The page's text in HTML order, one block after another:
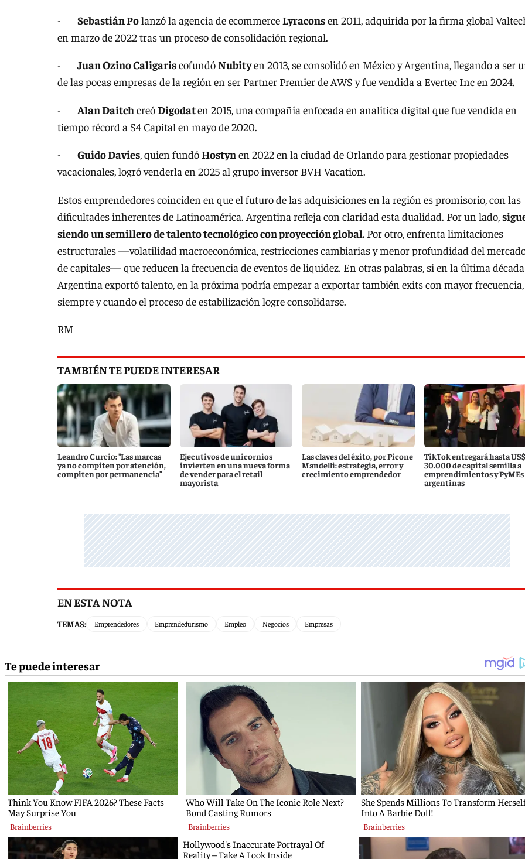
- Sebastián Polanzó la agencia de ecommerceLyraconsen 2011, adquirida por la firma global
en marzo de 2022 tras un proceso de consolidación regional.
- Juan Ozino Caligariscofundó Nubityen 2013, se consolidó en México y Argentina, llegando a ser
de las pocas empresas de la región en ser Partner Premier de AWS y fue vendida a Evertec Inc en 2024.
- Alan Daitch creóDigodaten 2015, una compañía enfocada en analítica digital que fue vendida en
tiempo récord a S4 Capital en mayo de 2020.
- Guido Davies, quien fundóHostynen 2022 en la ciudad de Orlando para gestionar propiedades
vacacionales, logró venderla en 2025 al grupo inversor BVH Vacation.
Estos emprendedores coinciden en que el futuro de las adquisiciones en la región es promisorio, con las
dificultades inherentes de Latinoamérica. Argentina refleja con claridad esta dualidad. Por un lado,
siendo un semillero de talento tecnológico con proyección global.Por otro, enfrenta limitaciones
estructurales —volatilidad macroeconómica, restricciones cambiarias y menor profundidad del
de capitales— que reducen la frecuencia de eventos de liquidez. En otras palabras, si en la última década
Argentina exportó talento, en la próxima podría empezar a exportar también exits con mayor frecuencia,
siempre y cuando el proceso de estabilización logre consolidarse.
RM
TAMBIÉN TE PUEDE INTERESAR
Leandro Curcio: "Las marcas
ya no compiten por atención,
compiten por permanencia"
Ejecutivos de unicornios
invierten en una nueva forma
de vender para el retail
mayorista
Las claves del éxito, por Picone
Mandelli: estrategia, error y
crecimiento emprendedor
TikTok entregará hasta US$
30.000 de capital semilla a
emprendimientos y PyMEs
argentinas
EN ESTA NOTA
TEMAS: Emprendedores Emprendedurismo Empleo Negocios Empresas